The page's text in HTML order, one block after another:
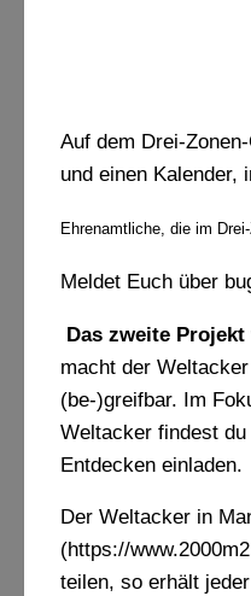
Auf dem Drei-
und einen Kalender,
Ehrenamtliche, die im
Meldet Euch über
Das zweite
macht der
(be-)greifbar. Im
Weltacker findest
Entdecken einladen.
Der Weltacker in
(https://
teilen, so erhält